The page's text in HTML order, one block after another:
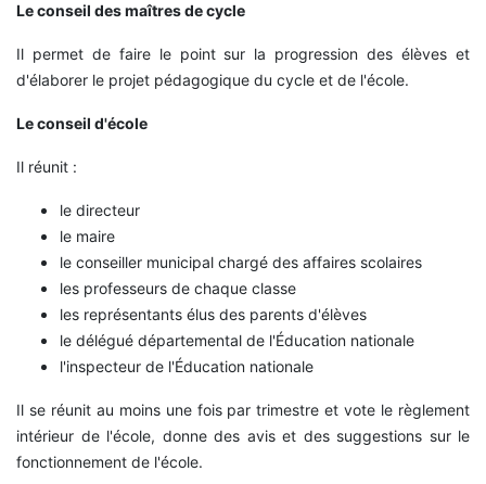
Le conseil des maîtres de cycle
Il permet de faire le point sur la progression des élèves et
d'élaborer le projet pédagogique du cycle et de l'école.
Le conseil d'école
Il réunit :
le directeur
le maire
le conseiller municipal chargé des affaires scolaires
les professeurs de chaque classe
les représentants élus des parents d'élèves
le délégué départemental de l'Éducation nationale
l'inspecteur de l'Éducation nationale
Il se réunit au moins une fois par trimestre et vote le règlement
intérieur de l'école, donne des avis et des suggestions sur le
fonctionnement de l'école.